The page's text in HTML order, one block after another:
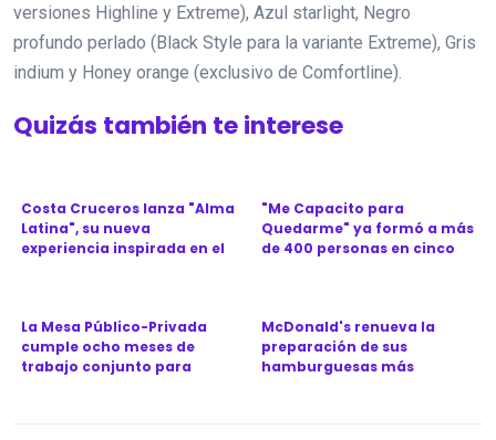
versiones Highline y Extreme), Azul starlight, Negro
profundo perlado (Black Style para la variante Extreme), Gris
indium y Honey orange (exclusivo de Comfortline).
Quizás también te interese
Costa Cruceros lanza "Alma
Latina", su nueva
experiencia inspirada en el
"Me Capacito para
Quedarme" ya formó a más
de 400 personas en cinco
La Mesa Público-Privada
cumple ocho meses de
trabajo conjunto para
McDonald's renueva la
preparación de sus
hamburguesas más